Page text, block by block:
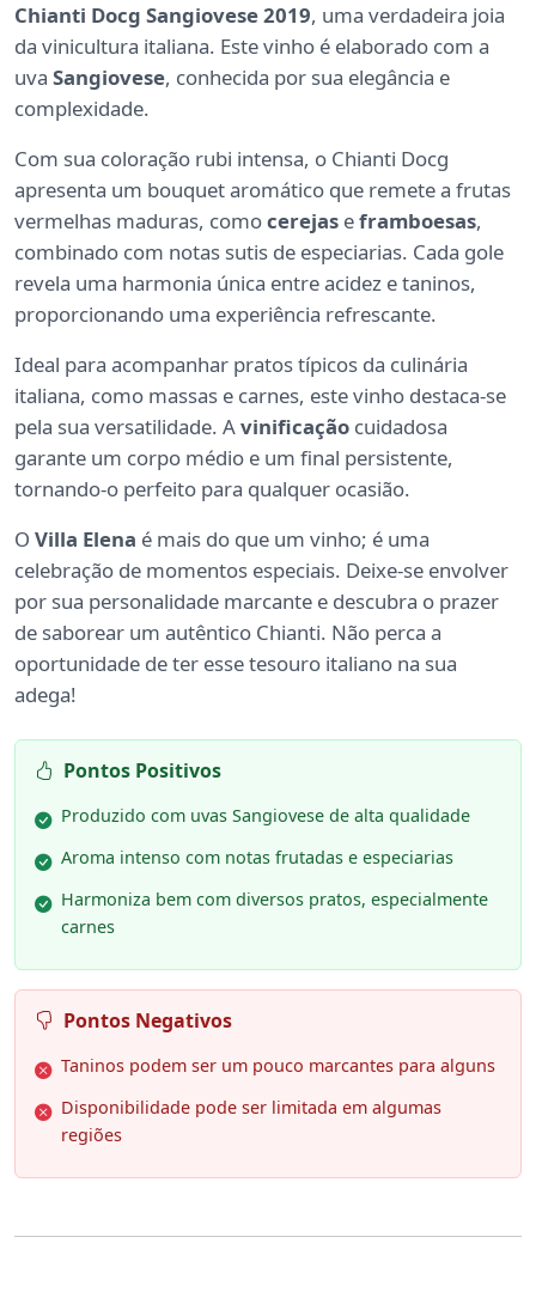
Chianti Docg Sangiovese 2019, uma verdadeira joia
da vinicultura italiana. Este vinho é elaborado com a
uva Sangiovese, conhecida por sua elegância e
complexidade.
Com sua coloração rubi intensa, o Chianti Docg
apresenta um bouquet aromático que remete a frutas
vermelhas maduras, comocerejas eframboesas,
combinado com notas sutis de especiarias. Cada gole
revela uma harmonia única entre acidez e taninos,
proporcionando uma experiência refrescante.
Ideal para acompanhar pratos típicos da culinária
italiana, como massas e carnes, este vinho destaca-se
pela sua versatilidade. Avinificação cuidadosa
garante um corpo médio e um final persistente,
tornando-o perfeito para qualquer ocasião.
O Villa Elena é mais do que um vinho; é uma
celebração de momentos especiais. Deixe-se envolver
por sua personalidade marcante e descubra o prazer
de saborear um autêntico Chianti. Não perca a
oportunidade de ter esse tesouro italiano na sua
adega!
Pontos Positivos
Produzido com uvas Sangiovese de alta qualidade
Aroma intenso com notas frutadas e especiarias
Harmoniza bem com diversos pratos, especialmente
carnes
Pontos Negativos
Taninos podem ser um pouco marcantes para alguns
Disponibilidade pode ser limitada em algumas
regiões